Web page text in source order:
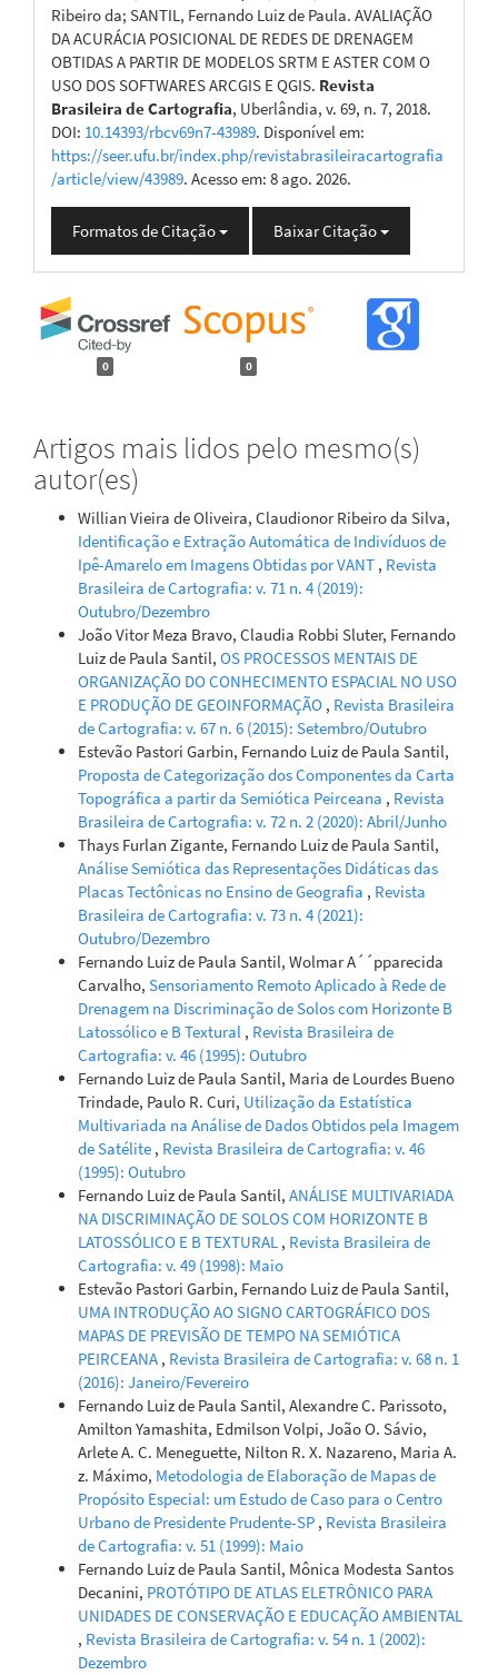
Ribeiro da; SANTIL, Fernando Luiz de Paula. AVALIAÇÃO
DA ACURÁCIA POSICIONAL DE REDES DE DRENAGEM
OBTIDAS A PARTIR DE MODELOS SRTM E ASTER COM O
USO DOS SOFTWARES ARCGIS E QGIS. Revista
Brasileira de Cartografia, Uberlândia, v. 69, n. 7, 2018.
DOI: 10.14393/rbcv69n7-43989. Disponível em:
https://seer.ufu.br/index.php/revistabrasileiracartografia
/article/view/43989. Acesso em: 8 ago. 2026.
Formatos de Citação Baixar Citação
0 0
Artigos mais lidos pelo mesmo(s)
autor(es)
Willian Vieira de Oliveira, Claudionor Ribeiro da Silva,
Identificação e Extração Automática de Indivíduos de
Ipê-Amarelo em Imagens Obtidas por VANT , Revista
Brasileira de Cartografia: v. 71 n. 4 (2019):
Outubro/Dezembro
João Vitor Meza Bravo, Claudia Robbi Sluter, Fernando
Luiz de Paula Santil, OS PROCESSOS MENTAIS DE
ORGANIZAÇÃO DO CONHECIMENTO ESPACIAL NO USO
E PRODUÇÃO DE GEOINFORMAÇÃO , Revista Brasileira
de Cartografia: v. 67 n. 6 (2015): Setembro/Outubro
Estevão Pastori Garbin, Fernando Luiz de Paula Santil,
Proposta de Categorização dos Componentes da Carta
Topográfica a partir da Semiótica Peirceana , Revista
Brasileira de Cartografia: v. 72 n. 2 (2020): Abril/Junho
Thays Furlan Zigante, Fernando Luiz de Paula Santil,
Análise Semiótica das Representações Didáticas das
Placas Tectônicas no Ensino de Geografia , Revista
Brasileira de Cartografia: v. 73 n. 4 (2021):
Outubro/Dezembro
Fernando Luiz de Paula Santil, Wolmar A´´pparecida
Carvalho, Sensoriamento Remoto Aplicado à Rede de
Drenagem na Discriminação de Solos com Horizonte B
Latossólico e B Textural , Revista Brasileira de
Cartografia: v. 46 (1995): Outubro
Fernando Luiz de Paula Santil, Maria de Lourdes Bueno
Trindade, Paulo R. Curi, Utilização da Estatística
Multivariada na Análise de Dados Obtidos pela Imagem
de Satélite , Revista Brasileira de Cartografia: v. 46
(1995): Outubro
Fernando Luiz de Paula Santil, ANÁLISE MULTIVARIADA
NA DISCRIMINAÇÃO DE SOLOS COM HORIZONTE B
LATOSSÓLICO E B TEXTURAL , Revista Brasileira de
Cartografia: v. 49 (1998): Maio
Estevão Pastori Garbin, Fernando Luiz de Paula Santil,
UMA INTRODUÇÃO AO SIGNO CARTOGRÁFICO DOS
MAPAS DE PREVISÃO DE TEMPO NA SEMIÓTICA
PEIRCEANA , Revista Brasileira de Cartografia: v. 68 n. 1
(2016): Janeiro/Fevereiro
Fernando Luiz de Paula Santil, Alexandre C. Parissoto,
Amilton Yamashita, Edmilson Volpi, João O. Sávio,
Arlete A. C. Meneguette, Nilton R. X. Nazareno, Maria A.
z. Máximo, Metodologia de Elaboração de Mapas de
Propósito Especial: um Estudo de Caso para o Centro
Urbano de Presidente Prudente-SP , Revista Brasileira
de Cartografia: v. 51 (1999): Maio
Fernando Luiz de Paula Santil, Mônica Modesta Santos
Decanini, PROTÓTIPO DE ATLAS ELETRÔNICO PARA
UNIDADES DE CONSERVAÇÃO E EDUCAÇÃO AMBIENTAL
, Revista Brasileira de Cartografia: v. 54 n. 1 (2002):
Dezembro